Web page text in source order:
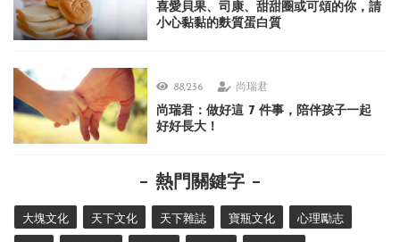
喜愛貝果、司康、甜甜圈或可頌的你，請
小心黏黏的麩質蛋白質
88,236 尚瑞君
尚瑞君：做好這 7 件事，陪伴孩子一起
好好長大！
熱門關鍵字
大塊文化 天下文化 天下雜誌 寶瓶文化 心理勵志